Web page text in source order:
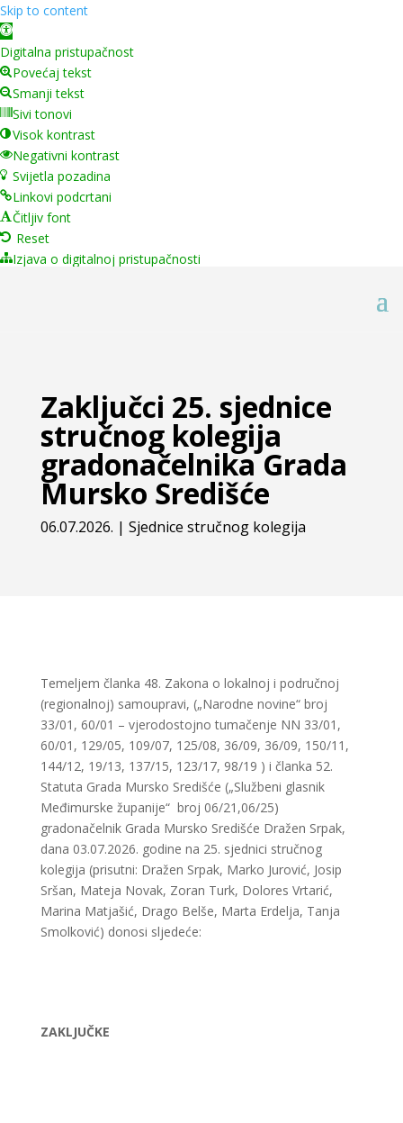
Skip to content
Open toolbar
Digitalna pristupačnost
Povećaj tekst
Smanji tekst
Sivi tonovi
Visok kontrast
Negativni kontrast
Svijetla pozadina
Linkovi podcrtani
Čitljiv font
Reset
Izjava o digitalnoj pristupačnosti
Zaključci 25. sjednice
stručnog kolegija
gradonačelnika Grada
Mursko Središće
06.07.2026. | Sjednice stručnog kolegija
Temeljem članka 48. Zakona o lokalnoj i područnoj
(regionalnoj) samoupravi, („Narodne novine“ broj
33/01, 60/01 – vjerodostojno tumačenje NN 33/01,
60/01, 129/05, 109/07, 125/08, 36/09, 36/09, 150/11,
144/12, 19/13, 137/15, 123/17, 98/19 ) i članka 52.
Statuta Grada Mursko Središće („Službeni glasnik
Međimurske županije“ broj 06/21,06/25)
gradonačelnik Grada Mursko Središće Dražen Srpak,
dana 03.07.2026. godine na 25. sjednici stručnog
kolegija (prisutni: Dražen Srpak, Marko Jurović, Josip
Sršan, Mateja Novak, Zoran Turk, Dolores Vrtarić,
Marina Matjašić, Drago Belše, Marta Erdelja, Tanja
Smolković) donosi sljedeće:
ZAKLJUČKE